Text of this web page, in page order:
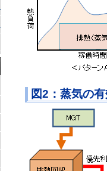
図2：蒸気の